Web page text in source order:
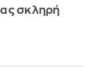
σκληρή